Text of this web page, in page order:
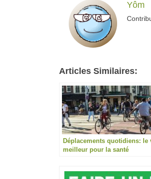
Yôm
Articles Similaires:
Déplacements quotidiens: le
meilleur pour la santé